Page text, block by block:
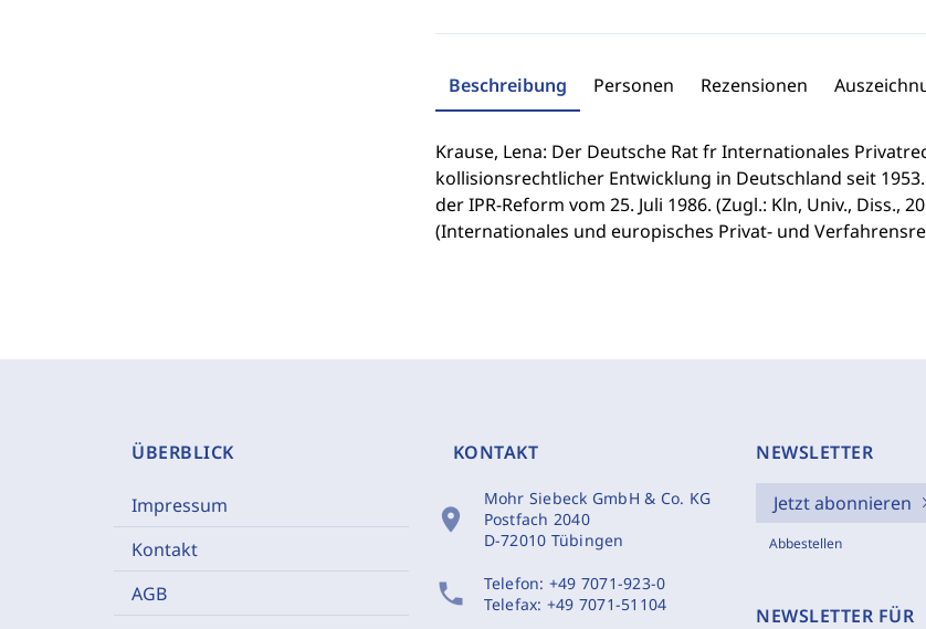
Beschreibung Personen Rezensionen
Krause, Lena: Der Deutsche Rat fr Internationales
kollisionsrechtlicher Entwicklung in Deutschland seit
der IPR-Reform vom 25. Juli 1986. (Zugl.: Kln, Univ., Diss.,
(Internationales und europisches Privat- und
ÜBERBLICK
Impressum
Kontakt
AGB
KONTAKT
location_on
Mohr Siebeck GmbH & Co. KG
Postfach 2040
D-72010 Tübingen
phone Telefon: +49 7071-923-0
Telefax: +49 7071-51104
NEWSLETTER
Jetzt abonnieren
Abbestellen
NEWSLETTER FÜR